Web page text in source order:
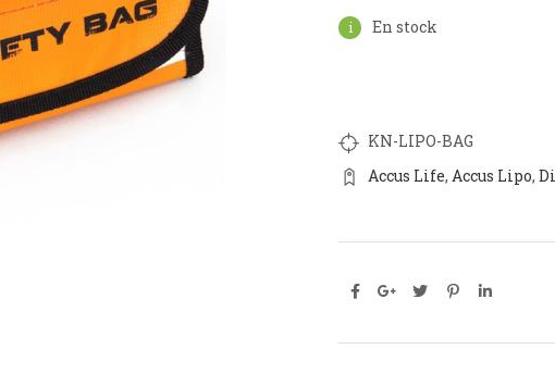
En stock
KN-LIPO-BAG
Accus Life, Accus Lipo,